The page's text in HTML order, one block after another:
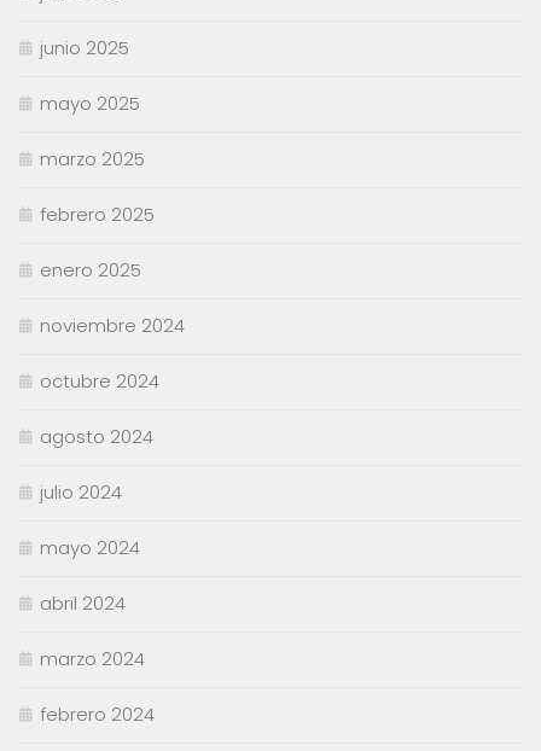
junio 2025
mayo 2025
marzo 2025
febrero 2025
enero 2025
noviembre 2024
octubre 2024
agosto 2024
julio 2024
mayo 2024
abril 2024
marzo 2024
febrero 2024